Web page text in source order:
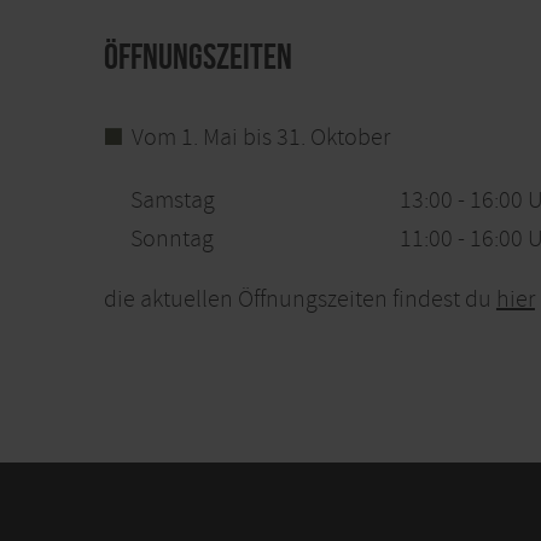
Öffnungszeiten
Vom 1. Mai bis 31. Oktober
Samstag
13:00 - 16:00
Sonntag
11:00 - 16:00
die aktuellen Öffnungszeiten findest du hier